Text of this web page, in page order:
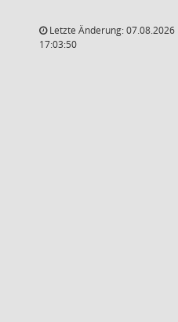
Letzte Änderung: 07.08.2026
17:03:50